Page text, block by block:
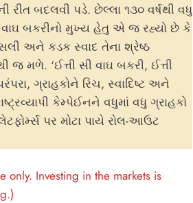
રીત બદલવી પડે. છેલ્લા ૧૩૦ વર્ષથી વધુ
બકરીનો મુખ્ય હેતુ એ જ રહ્યો છે કે
અને કડક સ્વાદ તેના શ્રેષ્ઠ
જ મળે. ‘ઈત્તી સી વાઘ બકરી, ઈત્તી
ગ્રાહકોને રિચ, સ્વાદિષ્ટ અને
કેમ્પેઈનને વધુમાં વધુ ગ્રાહકો
પર મોટા પાયે રોલ-આઉટ
only. Investing in the markets is